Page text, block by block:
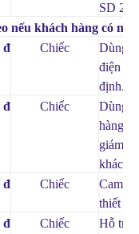
SD 2
nếu khách hàng có
đ Chiếc
Dùng
điện xe
định.
đ Chiếc
Dùng
hàng
giám
khách
đ Chiếc
thiết bị
đ Chiếc
Hỗ trợ